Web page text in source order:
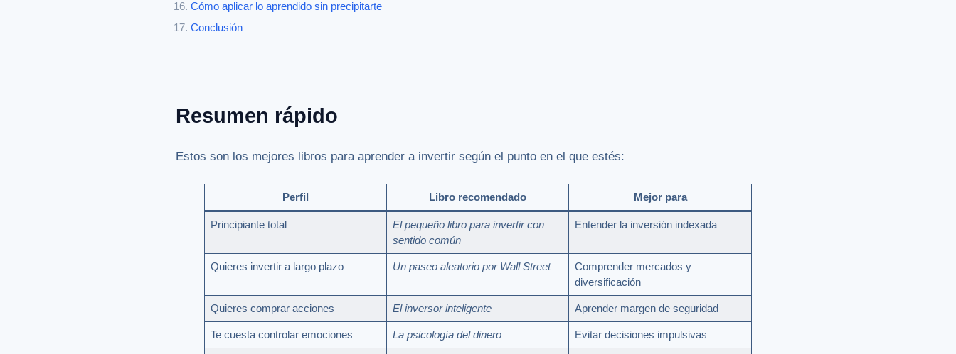
Cómo aplicar lo aprendido sin precipitarte
Conclusión
Resumen rápido
Estos son los mejores libros para aprender a invertir según el punto en el que estés:
Perfil Libro recomendado Mejor para
Principiante total
El pequeño libro para invertir con
sentido común
Entender la inversión indexada
Quieres invertir a largo plazo Un paseo aleatorio por Wall Street
Comprender mercados y
diversificación
Quieres comprar acciones El inversor inteligente Aprender margen de seguridad
Te cuesta controlar emociones La psicología del dinero Evitar decisiones impulsivas